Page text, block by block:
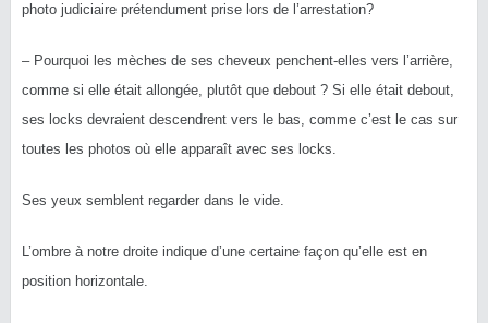
photo judiciaire prétendument prise lors de l’arrestation?
– Pourquoi les mèches de ses cheveux penchent-elles vers l’arrière,
comme si elle était allongée, plutôt que debout ? Si elle était debout,
ses locks devraient descendrent vers le bas, comme c’est le cas sur
toutes les photos où elle apparaît avec ses locks.
Ses yeux semblent regarder dans le vide.
L’ombre à notre droite indique d’une certaine façon qu’elle est en
position horizontale.